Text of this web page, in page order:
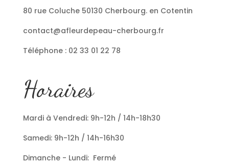
80 rue Coluche 50130 Cherbourg. en Cotentin
contact@afleurdepeau-cherbourg.fr
Téléphone : 02 33 01 22 78
Horaires
Mardi à Vendredi: 9h-12h / 14h-18h30
Samedi: 9h-12h / 14h-16h30
Dimanche - Lundi: Fermé